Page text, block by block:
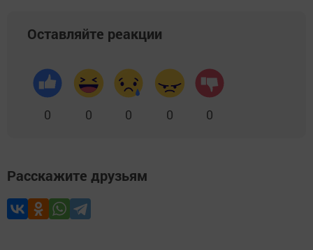
Оставляйте реакции
0 0 0 0 0
Расскажите друзьям